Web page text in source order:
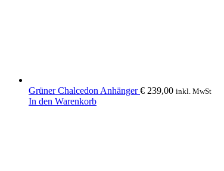
Grüner Chalcedon Anhänger€ 239,00 inkl. MwSt
In den Warenkorb